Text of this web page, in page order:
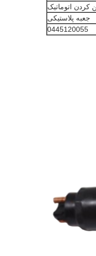
کردن اتوماتیک
جعبه پلاستیکی
0445120055